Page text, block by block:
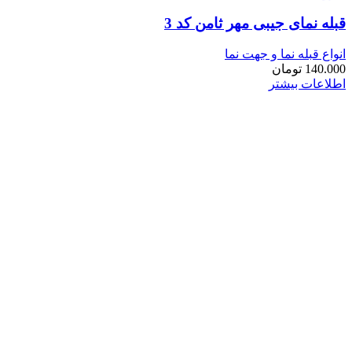
قبله نمای جیبی مهر ثامن کد 3
انواع قبله نما و جهت نما
140.000 تومان
اطلاعات بیشتر